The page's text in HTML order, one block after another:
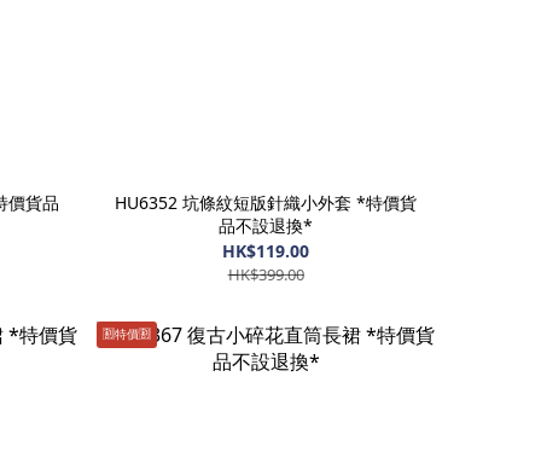
價貨品
HU6352 坑條紋短版針織小外套 *特價貨
品不設退換*
HK$119.00
HK$399.00
🈹️特價🈹️